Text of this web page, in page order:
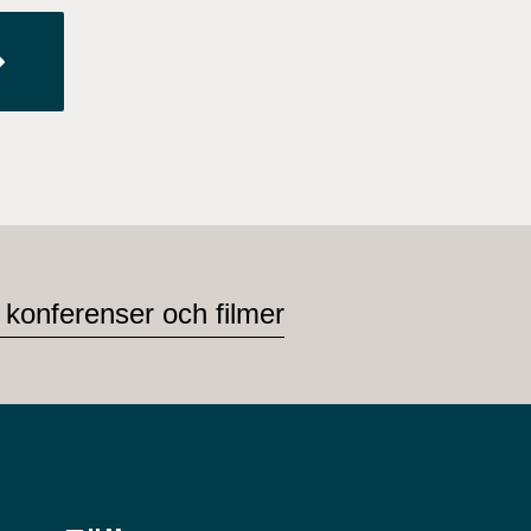
och filmer